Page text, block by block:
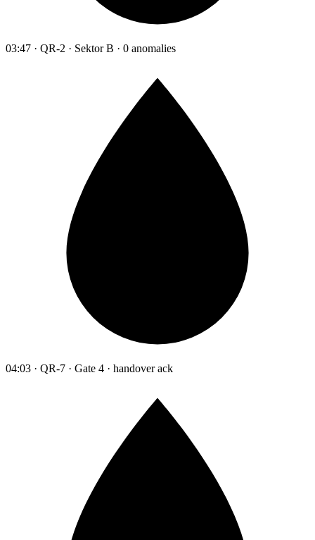
03:47 · QR-2 · Sektor B · 0 anomalies
04:03 · QR-7 · Gate 4 · handover ack